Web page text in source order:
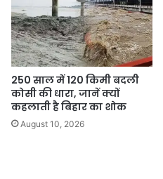
250 साल में 120 किमी बदली
कोसी की धारा, जानें क्यों
कहलाती है बिहार का शोक
August 10, 2026